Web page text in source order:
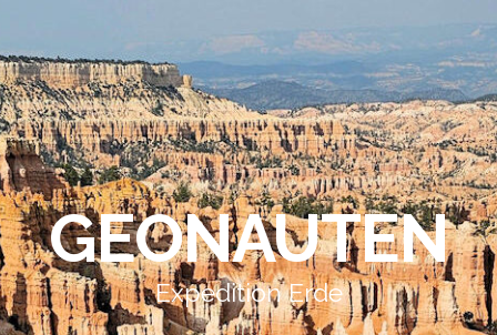
GEONAUTEN
Expedition Erde